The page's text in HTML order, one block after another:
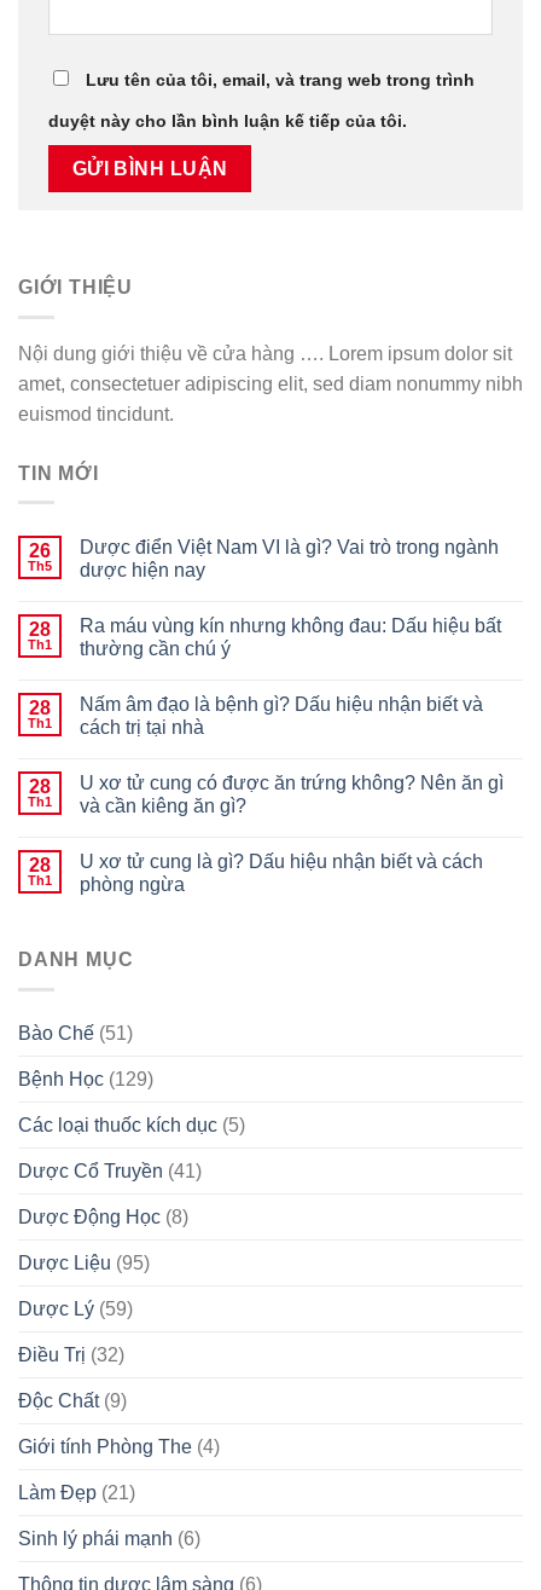
Lưu tên của tôi, email, và trang web trong trình
duyệt này cho lần bình luận kế tiếp của tôi.
GIỚI THIỆU
Nội dung giới thiệu về cửa hàng …. Lorem ipsum dolor sit
amet, consectetuer adipiscing elit, sed diam nonummy nibh
euismod tincidunt.
TIN MỚI
26
Th5
Dược điển Việt Nam VI là gì? Vai trò trong ngành
dược hiện nay
28
Th1
Ra máu vùng kín nhưng không đau: Dấu hiệu bất
thường cần chú ý
28
Th1
Nấm âm đạo là bệnh gì? Dấu hiệu nhận biết và
cách trị tại nhà
28
Th1
U xơ tử cung có được ăn trứng không? Nên ăn gì
và cần kiêng ăn gì?
28
Th1
U xơ tử cung là gì? Dấu hiệu nhận biết và cách
phòng ngừa
DANH MỤC
Bào Chế (51)
Bệnh Học (129)
Các loại thuốc kích dục (5)
Dược Cổ Truyền (41)
Dược Động Học (8)
Dược Liệu (95)
Dược Lý (59)
Điều Trị (32)
Độc Chất(9)
Giới tính Phòng The (4)
Làm Đẹp (21)
Sinh lý phái mạnh (6)
Thông tin dược lâm sàng (6)